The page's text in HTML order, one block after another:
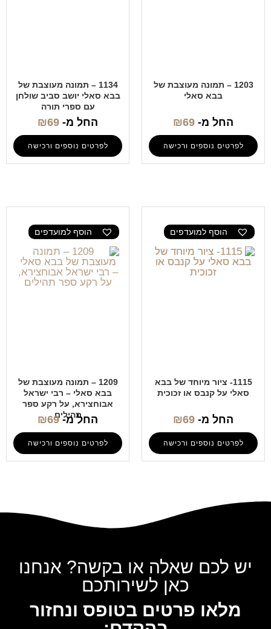
1203 – תמונה מעוצבת של
בבא סאלי
החל מ- ₪69
לפרטים נוספים ורכישה
1134 – תמונה מעוצבת של
בבא סאלי יושב סביב שולחן
עם ספרי תורה
החל מ- ₪69
לפרטים נוספים ורכישה
הוסף למועדפים
1115- ציור מיוחד של בבא
סאלי על קנבס או זכוכית
החל מ- ₪69
לפרטים נוספים ורכישה
הוסף למועדפים
1209 – תמונה מעוצבת של
בבא סאלי – רבי ישראל
אבוחצירא, על רקע ספר
תהילים
החל מ- ₪69
לפרטים נוספים ורכישה
יש לכם שאלה או בקשה? אנחנו
כאן לשירותכם
מלאו פרטים בטופס ונחזור